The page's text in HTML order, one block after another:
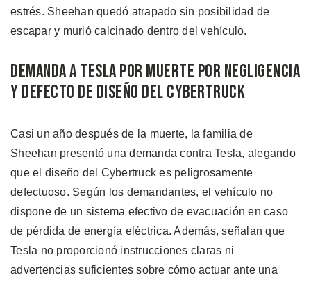
estrés. Sheehan quedó atrapado sin posibilidad de
escapar y murió calcinado dentro del vehículo.
Demanda a Tesla por Muerte por Negligencia
y Defecto de Diseño del Cybertruck
Casi un año después de la muerte, la familia de
Sheehan presentó una demanda contra Tesla, alegando
que el diseño del Cybertruck es peligrosamente
defectuoso. Según los demandantes, el vehículo no
dispone de un sistema efectivo de evacuación en caso
de pérdida de energía eléctrica. Además, señalan que
Tesla no proporcionó instrucciones claras ni
advertencias suficientes sobre cómo actuar ante una